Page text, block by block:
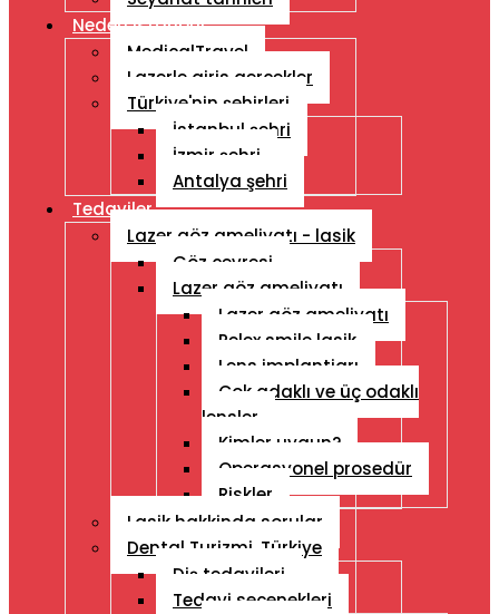
Neden Istanbul
MedicalTravel
Lazerle giris gercekler
Türkiye'nin şehirleri
İstanbul şehri
İzmir şehri
Antalya şehri
Tedaviler
Lazer göz ameliyatı - lasik
Göz çevresi
Lazer göz ameliyatı
Lazer göz ameliyatı
Relex smile lasik
Lens implantiarı
Çok adaklı ve üç odaklı
lensler
Kimler uygun?
Operasyonel prosedür
Riskler
Lasik hakkinda sorular
Dental Turizmi, Türkiye
Diş tedavileri
Tedavi seçenekleri